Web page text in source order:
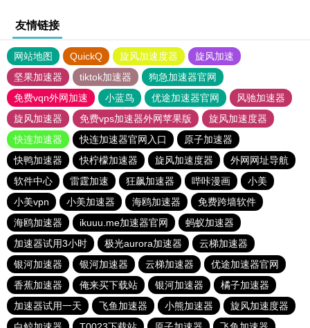
友情链接
网站地图 QuickQ 旋风加速度器
旋风加速
坚果加速器
tiktok加速器
狗急加速器官网
免费vqn外网加速
小蓝鸟 优途加速器官网
风驰加速器
旋风加速器
免费vps加速器外网苹果版
旋风加速度器
快连加速器
快连加速器官网入口
原子加速器
快鸭加速器
快柠檬加速器 旋风加速度器
外网网址导航
软件中心
雷霆加速 狂飙加速器 哔咔漫画
小美
小美vpn
小美加速器 海鸥加速器
免费跨墙软件
海鸥加速器
ikuuu.me加速器官网
蚂蚁加速器
加速器试用3小时
极光aurora加速器
云梯加速器
银河加速器
银河加速器 云梯加速器
优途加速器官网
香蕉加速器
俺来买下载站 银河加速器
橘子加速器
加速器试用一天
飞鱼加速器 小熊加速器
旋风加速度器